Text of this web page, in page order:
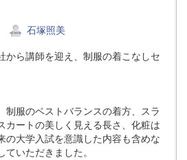
石塚照美
から講師を迎え、制服の着こなしセ
制服のベストバランスの着方、スラ
カートの美しく見える長さ、化粧は
の大学入試を意識した内容も含めな
いただきました。